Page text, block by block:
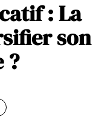
: La
son
?